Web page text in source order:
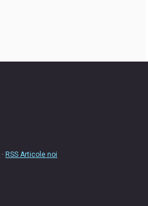
·RSS Articole noi